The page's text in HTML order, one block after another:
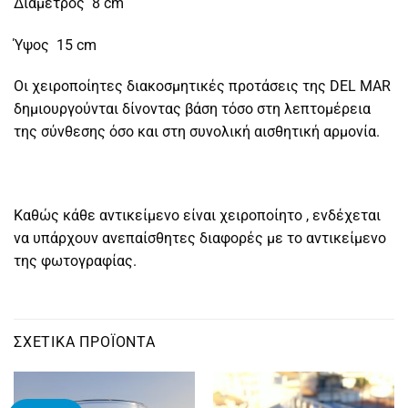
Ύψος 15 cm
Οι χειροποίητες διακοσμητικές προτάσεις της DEL MAR
δημιουργούνται δίνοντας βάση τόσο στη λεπτομέρεια
της σύνθεσης όσο και στη συνολική αισθητική αρμονία.
Καθώς κάθε αντικείμενο είναι χειροποίητο , ενδέχεται
να υπάρχουν ανεπαίσθητες διαφορές με το αντικείμενο
της φωτογραφίας.
ΣΧΕΤΙΚΆ ΠΡΟΪΌΝΤΑ